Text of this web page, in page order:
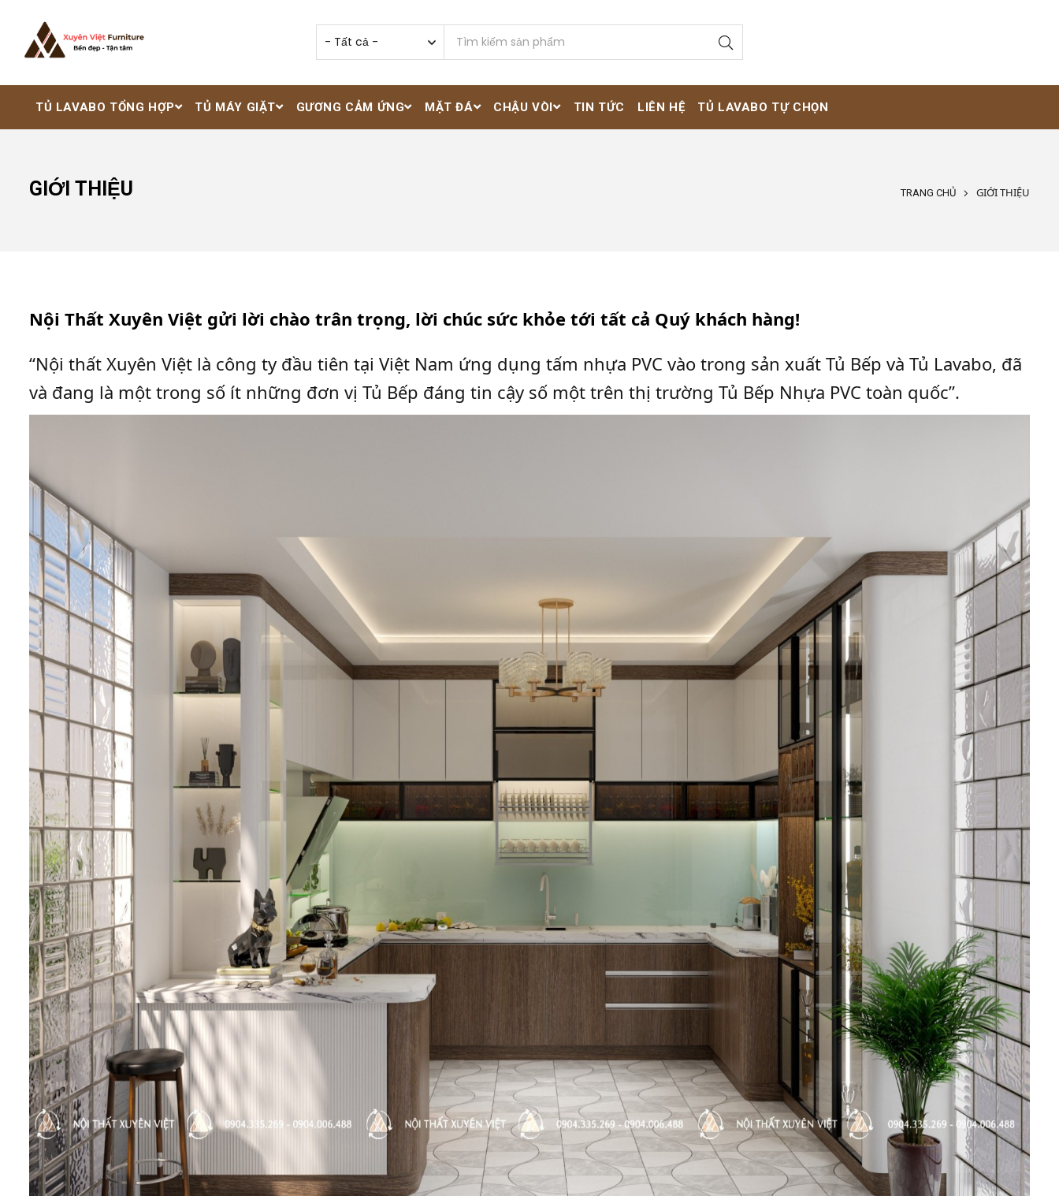
TỦ LAVABO TỔNG HỢP TỦ MÁY GIẶT GƯƠNG CẢM ỨNG MẶT ĐÁ CHẬU VÒI TIN TỨC LIÊN HỆ TỦ LAVABO TỰ CHỌN
GIỚI THIỆU TRANG CHỦ GIỚI THIỆU
Nội Thất Xuyên Việt gửi lời chào trân trọng, lời chúc sức khỏe tới tất cả Quý khách hàng!
“Nội thất Xuyên Việt là công ty đầu tiên tại Việt Nam ứng dụng tấm nhựa PVC vào trong sản xuất Tủ Bếp và Tủ Lavabo, đã
và đang là một trong số ít những đơn vị Tủ Bếp đáng tin cậy số một trên thị trường Tủ Bếp Nhựa PVC toàn quốc”.